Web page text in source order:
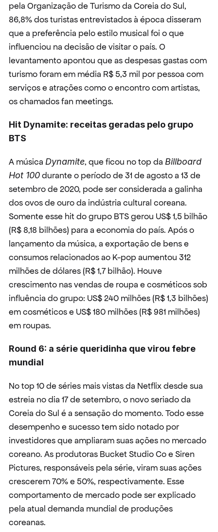
pela Organização de Turismo da Coreia do Sul,
86,8% dos turistas entrevistados à época disseram
que a preferência pelo estilo musical foi o que
influenciou na decisão de visitar o país. O
levantamento apontou que as despesas gastas com
turismo foram em média R$ 5,3 mil por pessoa com
serviços e atrações como o encontro com artistas,
os chamados fan meetings.
Hit Dynamite: receitas geradas pelo grupo
BTS
A música Dynamite, que ficou no top da Billboard
Hot 100 durante o período de 31 de agosto a 13 de
setembro de 2020, pode ser considerada a galinha
dos ovos de ouro da indústria cultural coreana.
Somente esse hit do grupo BTS gerou US$ 1,5 bilhão
(R$ 8,18 bilhões) para a economia do país. Após o
lançamento da música, a exportação de bens e
consumos relacionados ao K-pop aumentou 312
milhões de dólares (R$ 1,7 bilhão). Houve
crescimento nas vendas de roupa e cosméticos sob
influência do grupo: US$ 240 milhões (R$ 1,3 bilhões)
em cosméticos e US$ 180 milhões (R$ 981 milhões)
em roupas.
Round 6: a série queridinha que virou febre
mundial
No top 10 de séries mais vistas da Netflix desde sua
estreia no dia 17 de setembro, o novo seriado da
Coreia do Sul é a sensação do momento. Todo esse
desempenho e sucesso tem sido notado por
investidores que ampliaram suas ações no mercado
coreano. As produtoras Bucket Studio Co e Siren
Pictures, responsáveis pela série, viram suas ações
crescerem 70% e 50%, respectivamente. Esse
comportamento de mercado pode ser explicado
pela atual demanda mundial de produções
coreanas.